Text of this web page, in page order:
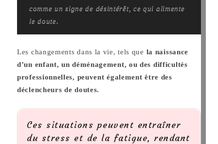
comme un signe de désintérêt, ce qui alimente
le doute.
Les changements dans la vie, tels que la naissance
d’un enfant, un déménagement, ou des difficultés
professionnelles, peuvent également être des
déclencheurs de doutes.
Ces situations peuvent entraîner
du stress et de la fatigue, rendant